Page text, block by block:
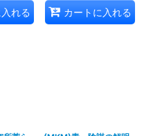
れる カートに入れる